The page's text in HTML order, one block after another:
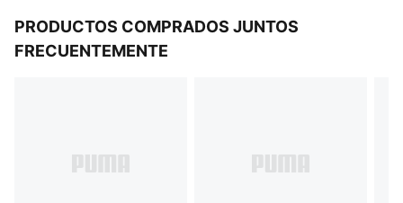
PRODUCTOS COMPRADOS JUNTOS
FRECUENTEMENTE